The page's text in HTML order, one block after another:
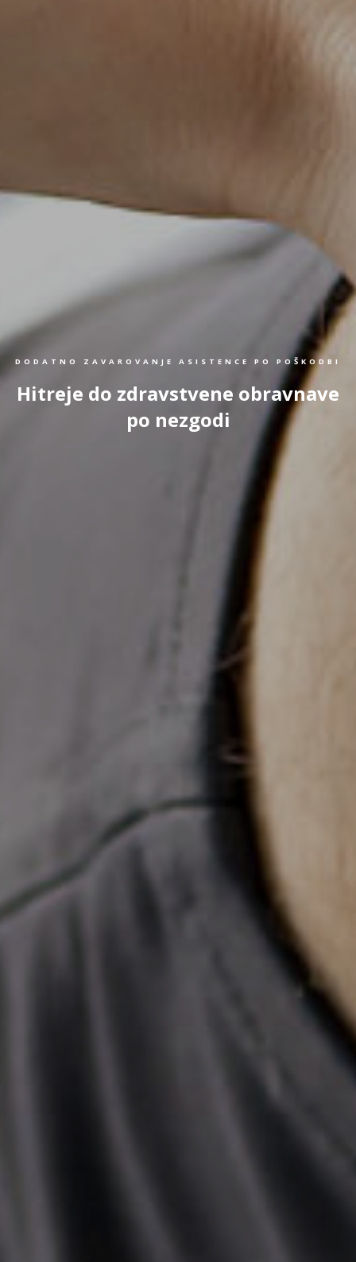
DODATNO ZAVAROVANJE ASISTENCE PO POŠKODBI
Hitreje do zdravstvene obravnave
po nezgodi